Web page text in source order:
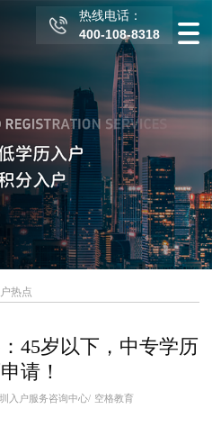
热线电话：
400-108-8318
热点
45岁以下，中专学历
请！
入户服务咨询中心/ 空格教育